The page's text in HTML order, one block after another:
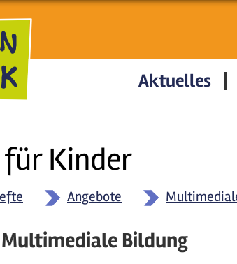
Kinder
Aktuelles
Angebote
Bildung